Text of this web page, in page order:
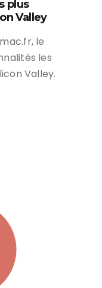
plus
Valley
le
les
Valley.